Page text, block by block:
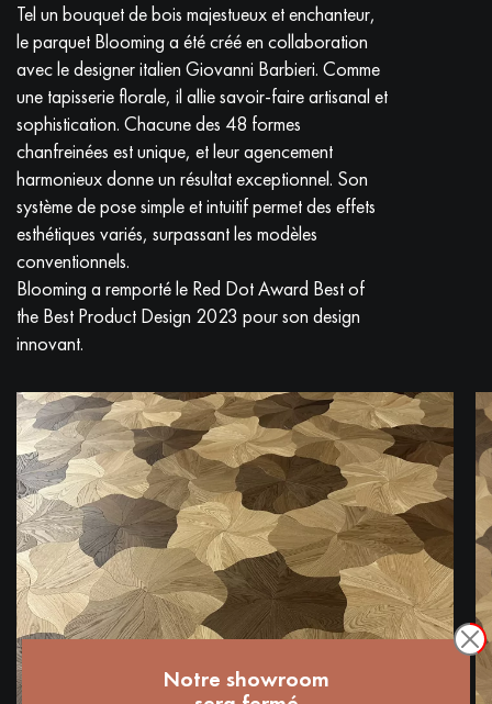
Tel un bouquet de bois majestueux et enchanteur,
le parquet Blooming a été créé en collaboration
avec le designer italien Giovanni Barbieri. Comme
une tapisserie florale, il allie savoir-faire artisanal et
sophistication. Chacune des 48 formes
chanfreinées est unique, et leur agencement
harmonieux donne un résultat exceptionnel. Son
système de pose simple et intuitif permet des effets
esthétiques variés, surpassant les modèles
conventionnels.
Blooming a remporté le Red Dot Award Best of
the Best Product Design 2023 pour son design
innovant.
Notre showroom